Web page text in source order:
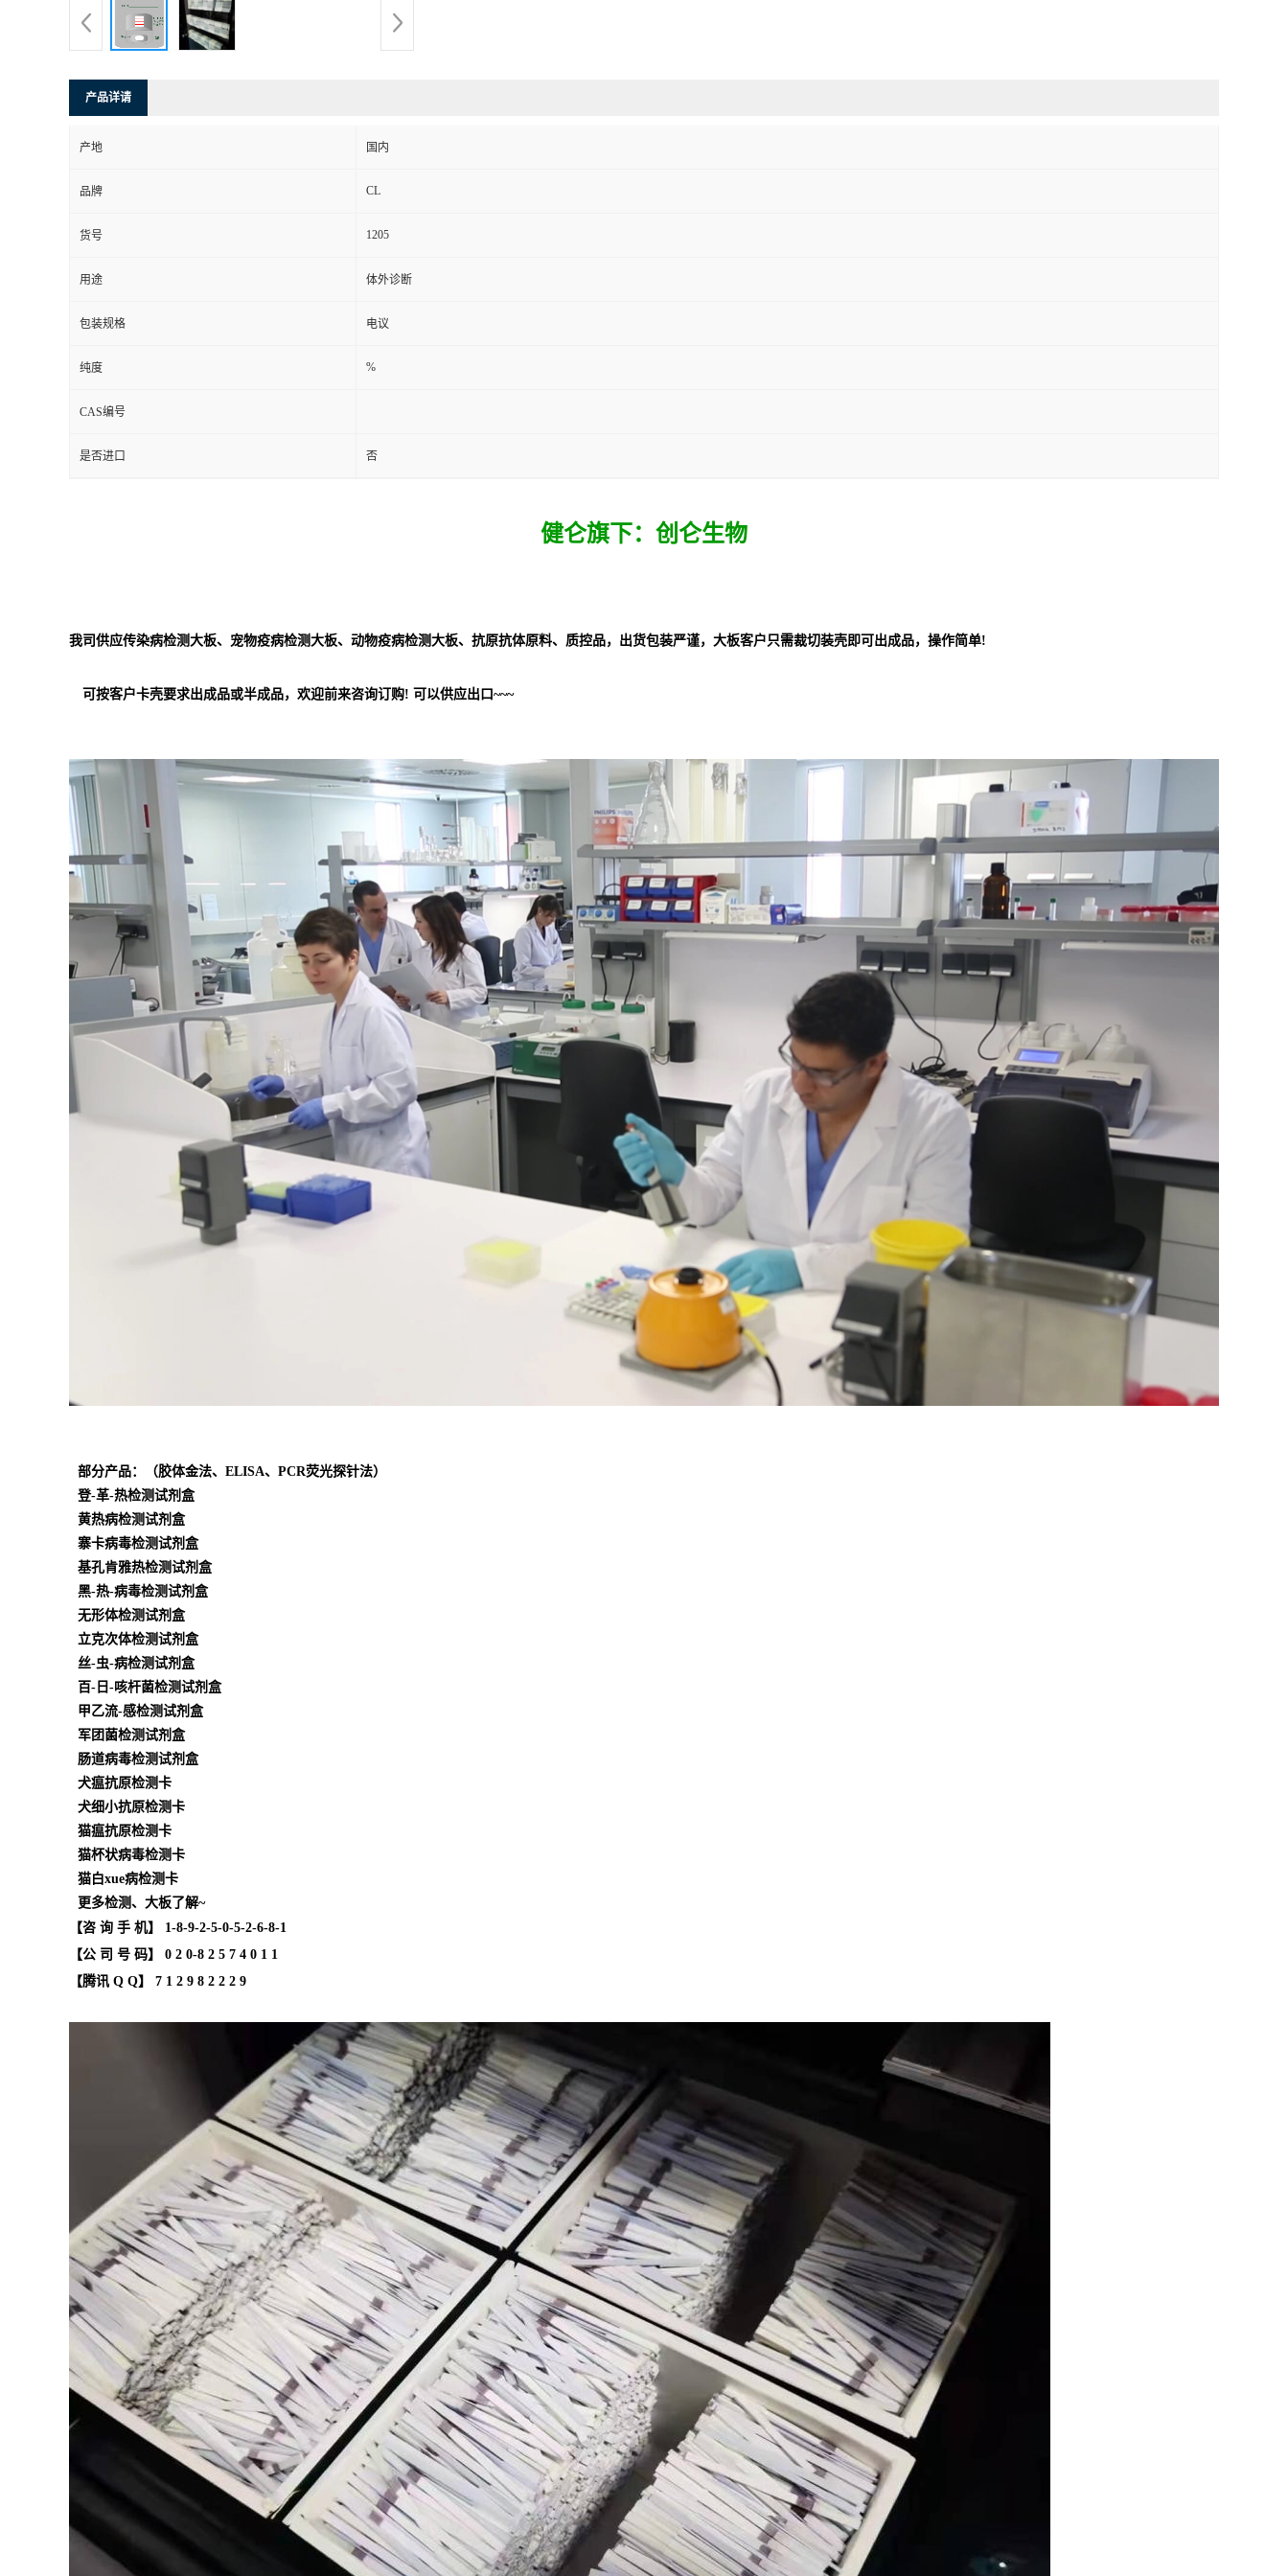
产品详请
产地 国内
品牌 CL
货号 1205
用途 体外诊断
包装规格 电议
纯度 %
CAS编号
是否进口 否
健仑旗下：创仑生物
我司供应传染病检测大板、宠物疫病检测大板、动物疫病检测大板、抗原抗体原料、质控品，出货包装严谨，大板客户只需裁切装壳即可出成品，操作简单!
可按客户卡壳要求出成品或半成品，欢迎前来咨询订购! 可以供应出口~~~
部分产品：（胶体金法、ELISA、PCR荧光探针法）
登-革-热检测试剂盒
黄热病检测试剂盒
寨卡病毒检测试剂盒
基孔肯雅热检测试剂盒
黑-热-病毒检测试剂盒
无形体检测试剂盒
立克次体检测试剂盒
丝-虫-病检测试剂盒
百-日-咳杆菌检测试剂盒
甲乙流-感检测试剂盒
军团菌检测试剂盒
肠道病毒检测试剂盒
犬瘟抗原检测卡
犬细小抗原检测卡
猫瘟抗原检测卡
猫杯状病毒检测卡
猫白xue病检测卡
更多检测、大板了解~
【咨 询 手 机】 1-8-9-2-5-0-5-2-6-8-1
【公 司 号 码】 0 2 0-8 2 5 7 4 0 1 1
【腾讯 Q Q】 7 1 2 9 8 2 2 2 9